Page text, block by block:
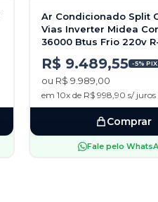
Ar Condicionado Split
Vias Inverter Midea
36000 Btus Frio 220v
R$ 9.489,55 -5% PIX
ou R$ 9.989,00
em 10x de R$ 998,90 s/ juros
Comprar
Fale pelo